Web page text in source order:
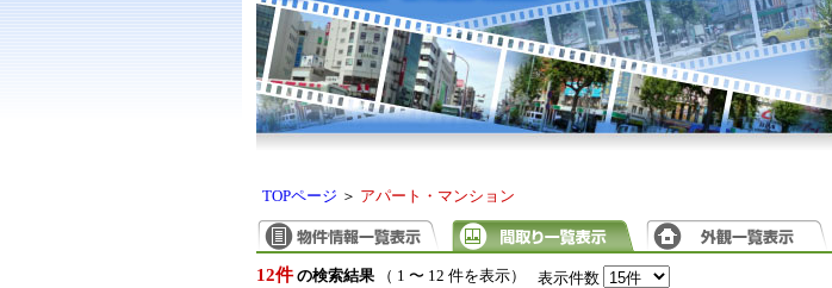
TOPページ ＞ アパート・マンション
12件 の検索結果（ 1 〜 12 件を表示） 表示件数